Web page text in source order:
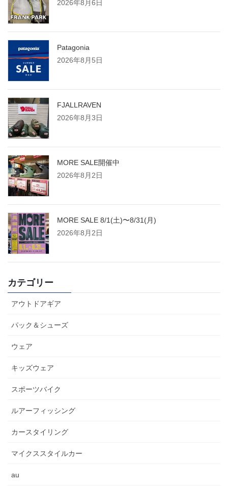
2026年8月6日
Patagonia
2026年8月5日
FJALLRAVEN
2026年8月3日
MORE SALE開催中
2026年8月2日
MORE SALE 8/1(土)〜8/31(月)
2026年8月2日
カテゴリー
アウトドアギア
パック＆シューズ
ウェア
キッズウェア
スポーツバイク
ルアーフィッシング
カースタイリング
マイクススタイルカー
au